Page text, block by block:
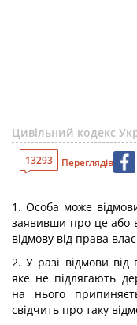
Цивільний кодекс
13293 Переглядів
1. Особа може
заявивши про це або
відмову від права
2. У разі відмови
яке не підлягають
на нього
свідчить про таку